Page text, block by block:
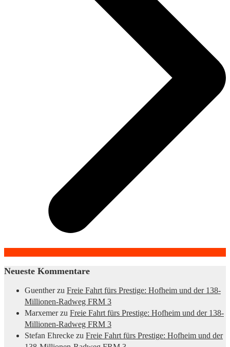
Neueste Kommentare
Guentherzu Freie Fahrt fürs Prestige: Hofheim und der 138-
Millionen-Radweg FRM 3
Marxemerzu Freie Fahrt fürs Prestige: Hofheim und der 138-
Millionen-Radweg FRM 3
Stefan Ehrecke zu Freie Fahrt fürs Prestige: Hofheim und der